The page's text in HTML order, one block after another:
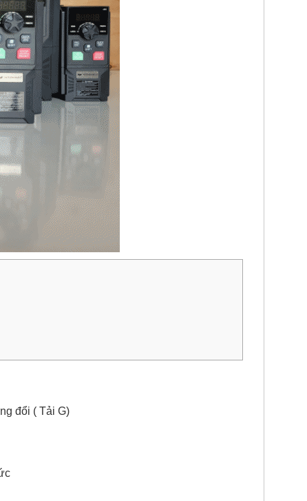
đổi ( Tải G)